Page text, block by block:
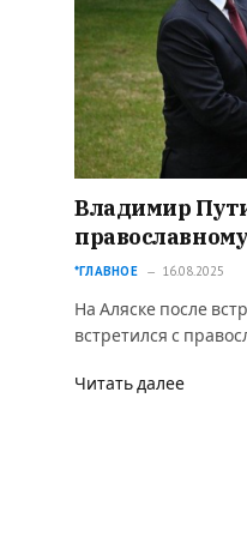
Владимир
*ГЛАВНОЕ 16.08.2025
На Аляске после
встретился с
Читать далее